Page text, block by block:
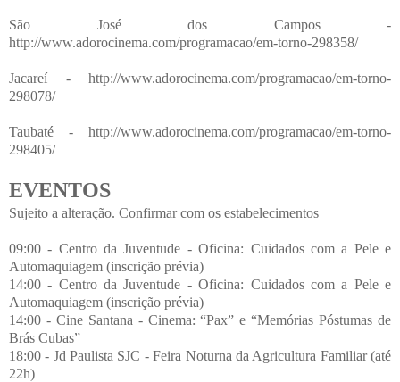
São José dos Campos -
http://www.adorocinema.com/programacao/em-torno-298358/
Jacareí - http://www.adorocinema.com/programacao/em-torno-
298078/
Taubaté - http://www.adorocinema.com/programacao/em-torno-
298405/
EVENTOS
Sujeito a alteração. Confirmar com os estabelecimentos
09:00 - Centro da Juventude - Oficina: Cuidados com a Pele e
Automaquiagem (inscrição prévia)
14:00 - Centro da Juventude - Oficina: Cuidados com a Pele e
Automaquiagem (inscrição prévia)
14:00 - Cine Santana - Cinema: “Pax” e “Memórias Póstumas de
Brás Cubas”
18:00 - Jd Paulista SJC - Feira Noturna da Agricultura Familiar (até
22h)